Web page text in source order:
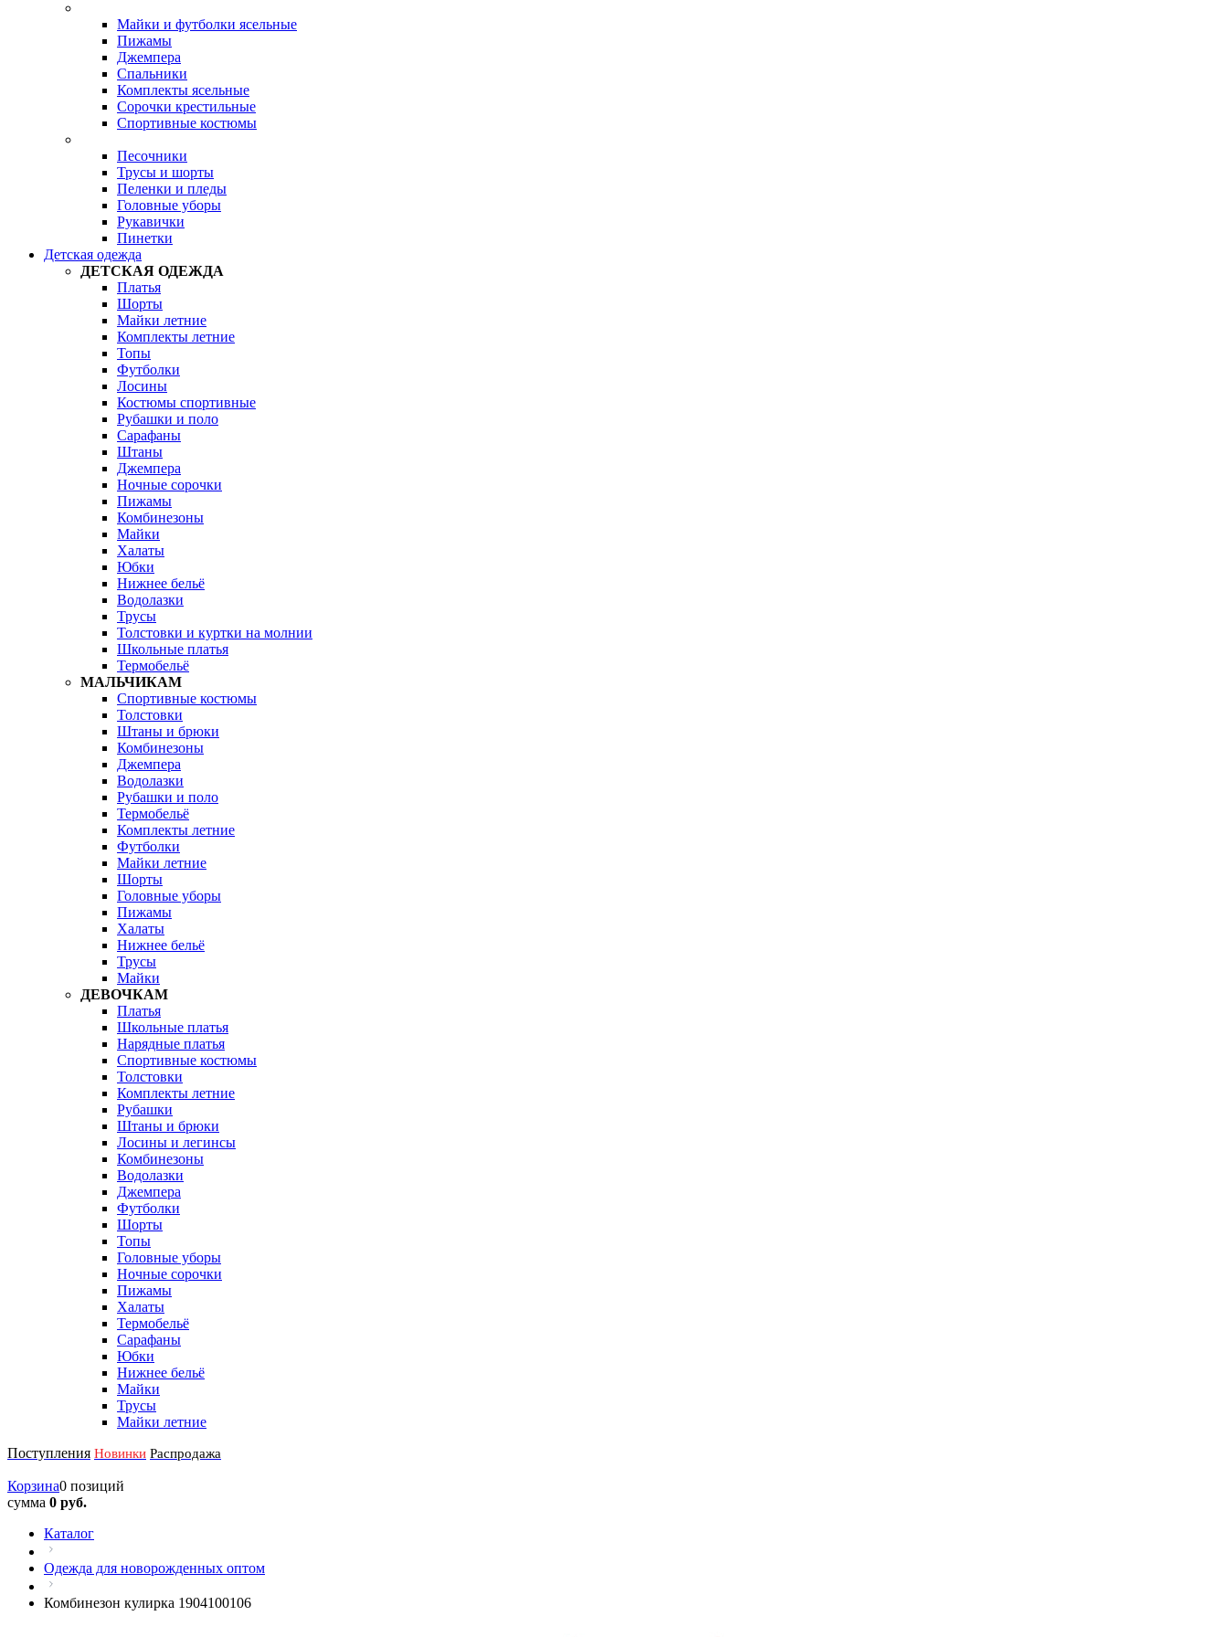
Майки и футболки ясельные
Пижамы
Джемпера
Спальники
Комплекты ясельные
Сорочки крестильные
Спортивные костюмы
Песочники
Трусы и шорты
Пеленки и пледы
Головные уборы
Рукавички
Пинетки
Детская одежда
ДЕТСКАЯ ОДЕЖДА
Платья
Шорты
Майки летние
Комплекты летние
Топы
Футболки
Лосины
Костюмы спортивные
Рубашки и поло
Сарафаны
Штаны
Джемпера
Ночные сорочки
Пижамы
Комбинезоны
Майки
Халаты
Юбки
Нижнее бельё
Водолазки
Трусы
Толстовки и куртки на молнии
Школьные платья
Термобельё
МАЛЬЧИКАМ
Спортивные костюмы
Толстовки
Штаны и брюки
Комбинезоны
Джемпера
Водолазки
Рубашки и поло
Термобельё
Комплекты летние
Футболки
Майки летние
Шорты
Головные уборы
Пижамы
Халаты
Нижнее бельё
Трусы
Майки
ДЕВОЧКАМ
Платья
Школьные платья
Нарядные платья
Спортивные костюмы
Толстовки
Комплекты летние
Рубашки
Штаны и брюки
Лосины и легинсы
Комбинезоны
Водолазки
Джемпера
Футболки
Шорты
Топы
Головные уборы
Ночные сорочки
Пижамы
Халаты
Термобельё
Сарафаны
Юбки
Нижнее бельё
Майки
Трусы
Майки летние
Поступления Новинки Распродажа
Корзина0 позиций
сумма 0 руб.
Каталог
Одежда для новорожденных оптом
Комбинезон кулирка 1904100106